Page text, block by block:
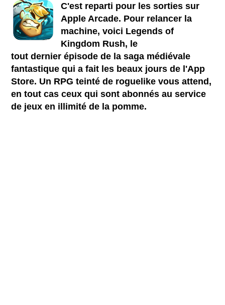
C'est reparti pour les sorties sur
Apple Arcade. Pour relancer la
machine, voici Legends of
Kingdom Rush, le
tout dernier épisode de la saga médiévale
fantastique qui a fait les beaux jours de l'App
Store. Un RPG teinté de roguelike vous attend,
en tout cas ceux qui sont abonnés au service
de jeux en illimité de la pomme.